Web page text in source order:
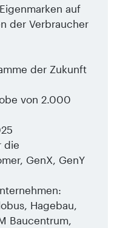
auf
der Verbraucher
der Zukunft
von 2.000
die
GenX, GenY
Hagebau,
Baucentrum,